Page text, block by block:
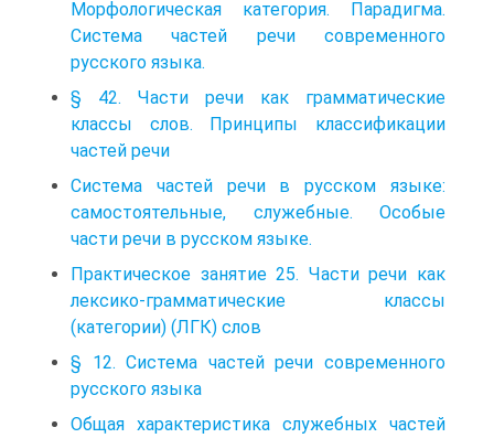
Морфологическая категория. Парадигма.
Система частей речи современного
русского языка.
§ 42. Части речи как грамматические
классы слов. Принципы классификации
частей речи
Система частей речи в русском языке:
самостоятельные, служебные. Особые
части речи в русском языке.
Практическое занятие 25. Части речи как
лексико-грамматические классы
(категории) (ЛГК) слов
§ 12. Система частей речи современного
русского языка
Общая характеристика служебных частей